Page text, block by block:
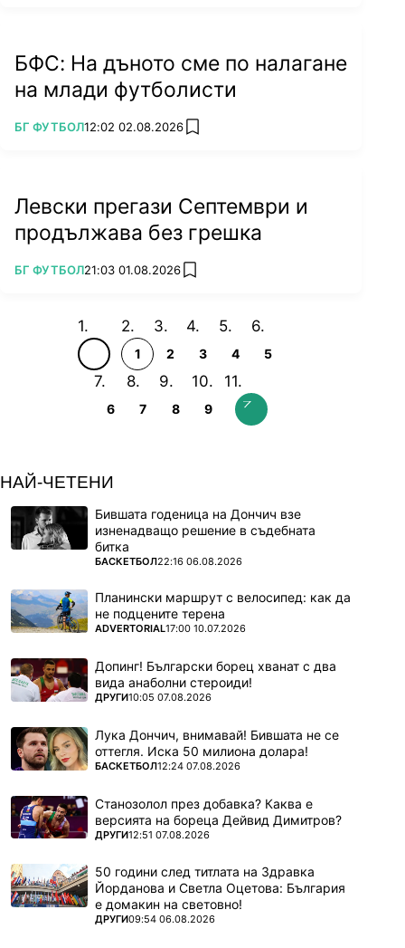
БФС: На дъното сме по налагане
на млади футболисти
ПОВЕЧЕ ОТ
БГ ФУТБОЛ12:02 02.08.2026 add favorites
Левски прегази Септември и
продължава без грешка
ПОВЕЧЕ ОТ
БГ ФУТБОЛ21:03 01.08.2026 add favorites
1 2 3 4 5
6 7 8 9
НАЙ-ЧЕТЕНИ
Бившата годеница на Дончич взе
изненадващо решение в съдебната
битка
ПОВЕЧЕ ОТ
БАСКЕТБОЛ22:16 06.08.2026
Планински маршрут с велосипед: как да
не подцените терена
ПОВЕЧЕ ОТ
ADVERTORIAL17:00 10.07.2026
Допинг! Български борец хванат с два
вида анаболни стероиди!
ПОВЕЧЕ ОТ
ДРУГИ10:05 07.08.2026
Лука Дончич, внимавай! Бившата не се
оттегля. Иска 50 милиона долара!
ПОВЕЧЕ ОТ
БАСКЕТБОЛ12:24 07.08.2026
Станозолол през добавка? Каква е
версията на бореца Дейвид Димитров?
ПОВЕЧЕ ОТ
ДРУГИ12:51 07.08.2026
50 години след титлата на Здравка
Йорданова и Светла Оцетова: България
е домакин на световно!
ПОВЕЧЕ ОТ
ДРУГИ09:54 06.08.2026